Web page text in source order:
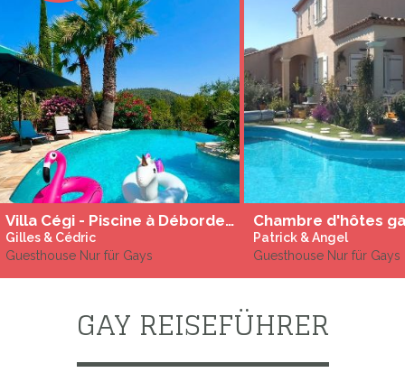
Villa Cégi - Piscine à Débordement Chauffée - 100% Gay Men Naturiste
Gilles & Cédric
Guesthouse Nur für Gays
Patrick & Angel
Guesthouse Nur für Gays
GAY REISEFÜHRER